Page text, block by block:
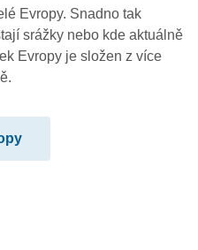
18:55
18:45
18:35
Evropy. Snadno tak
srážky nebo kde aktuálně
Evropy je složen z více